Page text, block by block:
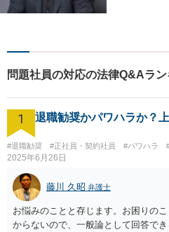
イスをご提供
問題社員の対応の法律Q&Aラ
1 退職勧奨かパワハラか？
#退職勧奨 #正社員・契約社員 #パワハラ
2025年6月26日
藤川 久昭 弁護士
お悩みのことと存じます。お困りの
からないので、一般論として回答で